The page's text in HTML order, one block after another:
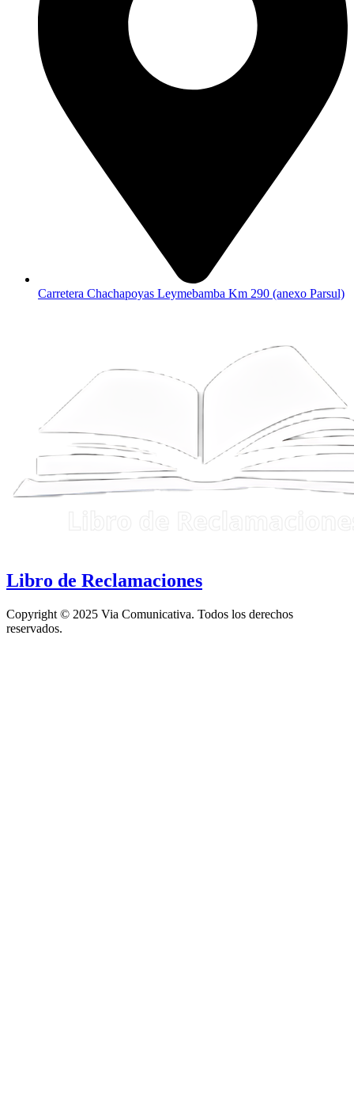
Carretera Chachapoyas Leymebamba Km 290 (anexo Parsul)
Libro de Reclamaciones
Copyright © 2025 Via Comunicativa. Todos los derechos
reservados.